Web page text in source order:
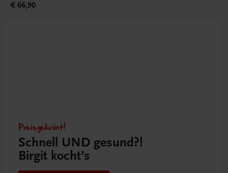
€ 66,90
Preisgekrönt!
Schnell UND gesund?!
Birgit kocht’s